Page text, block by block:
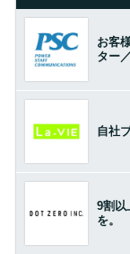
お客
ター
自社
9割以
を。